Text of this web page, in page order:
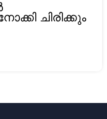
ചിരിക്കും